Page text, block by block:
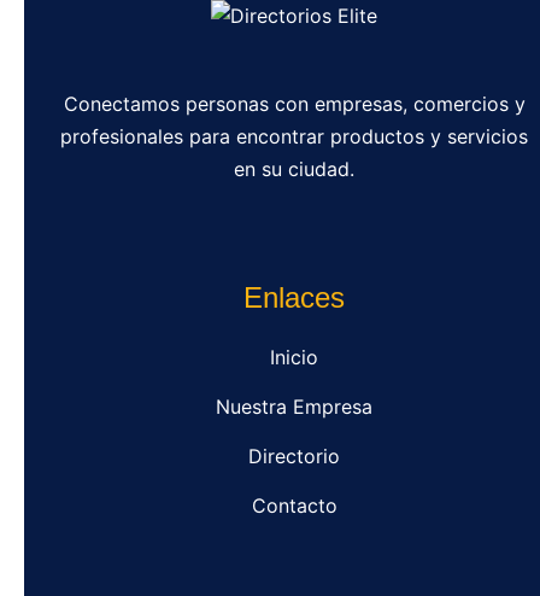
Conectamos personas con empresas, comercios y
profesionales para encontrar productos y servicios
en su ciudad.
Enlaces
Inicio
Nuestra Empresa
Directorio
Contacto